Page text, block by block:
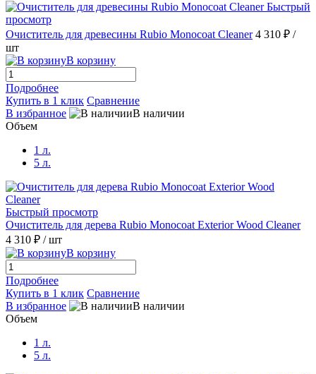
Chocolate/Шоколад (Классические Цвета)(1)
Colorado/Колорадо (MIX цвета)
Cornsilk(1)
Dark Oak(1)
Emerald(1)
Garnet/Гранат (MIX цвета)
Grey/Серый (Классические Цвета)
Быстрый
просмотр
Очиститель для древесины Rubio Monocoat Cleaner 4 310 ₽ /
шт
В корзину
Подробнее
Купить в 1 клик Сравнение
В избранное
В наличии
Объем
1 л.
5 л.
Быстрый просмотр
Очиститель для дерева Rubio Monocoat Exterior Wood Cleaner
4 310 ₽ / шт
В корзину
Подробнее
Купить в 1 клик Сравнение
В избранное
В наличии
Объем
1 л.
5 л.